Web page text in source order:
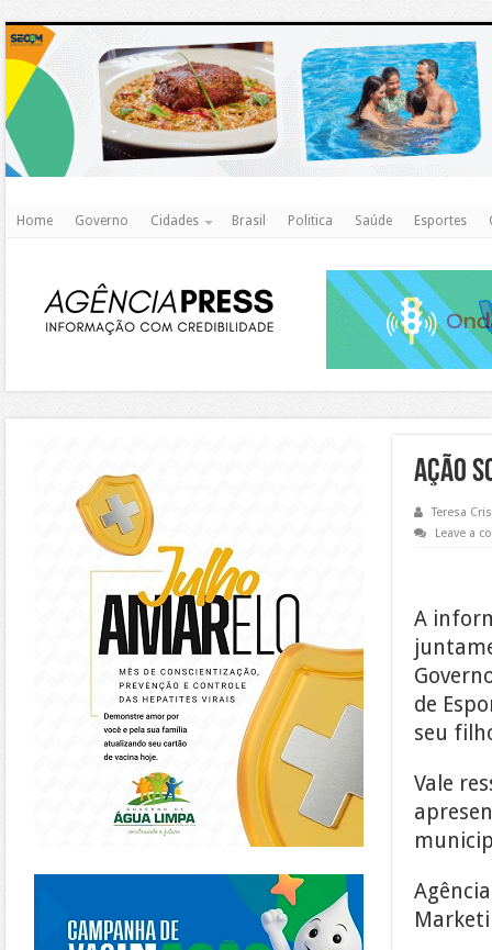
Home Governo Cidades Brasil Politica Saúde Esportes
AÇÃO
Teresa
Leave a
A
de
seu
Vale
https://piracanjuba.go.gov.br/